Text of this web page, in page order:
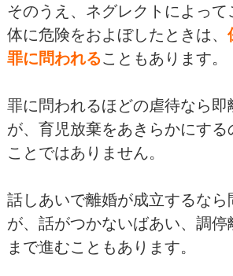
そのうえ、ネグレクトによって
体に危険をおよぼしたときは、
罪に問われることもあります。
罪に問われるほどの虐待なら即
が、育児放棄をあきらかにする
ことではありません。
話しあいで離婚が成立するなら
が、話がつかないばあい、調停
まで進むこともあります。